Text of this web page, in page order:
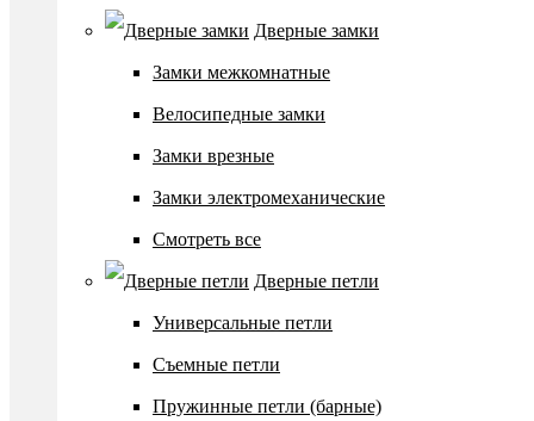
Дверные замки
Замки межкомнатные
Велосипедные замки
Замки врезные
Замки электромеханические
Смотреть все
Дверные петли
Универсальные петли
Съемные петли
Пружинные петли (барные)